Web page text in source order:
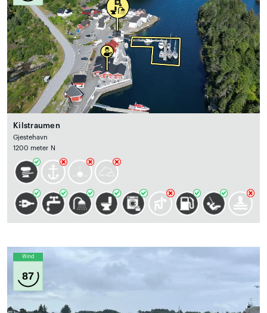
Kilstraumen
Gjestehavn
1200 meter N
Wind
87